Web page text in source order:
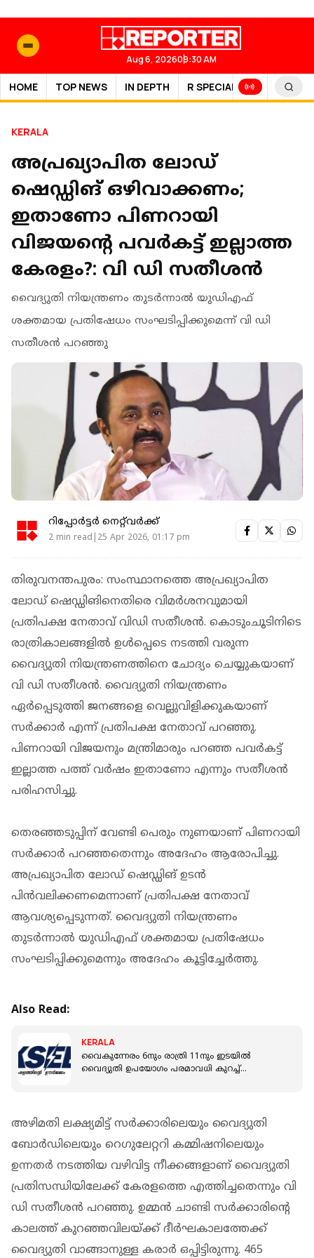
Aug 6, 202609:30 AM
HOME TOP NEWS IN DEPTH R SPECIAL SPORTS
KERALA
അപ്രഖ്യാപിത ലോഡ്
ഷെഡ്ഡിങ് ഒഴിവാക്കണം;
ഇതാണോ പിണറായി
വിജയന്റെ പവര്‍കട്ട് ഇല്ലാത്ത
കേരളം?: വി ഡി സതീശൻ
വൈദ്യുതി നിയന്ത്രണം തുടര്‍ന്നാല്‍ യുഡിഎഫ്
ശക്തമായ പ്രതിഷേധം സംഘടിപ്പിക്കുമെന്ന് വി ഡി
സതീശൻ പറഞ്ഞു
റിപ്പോർട്ടർ നെറ്റ്‌വര്‍ക്ക്‌
2 min read|25 Apr 2026, 01:17 pm
തിരുവനന്തപുരം: സംസ്ഥാനത്തെ അപ്രഖ്യാപിത
ലോഡ് ഷെഡ്ഡിങിനെതിരെ വിമർശനവുമായി
പ്രതിപക്ഷ നേതാവ് വിഡി സതീശൻ. കൊടുംചൂടിനിടെ
രാത്രികാലങ്ങളിൽ ഉൾപ്പെടെ നടത്തി വരുന്ന
വൈദ്യുതി നിയന്ത്രണത്തിനെ ചോദ്യം ചെയ്യുകയാണ്
വി ഡി സതീശൻ. വൈദ്യുതി നിയന്ത്രണം
ഏര്‍പ്പെടുത്തി ജനങ്ങളെ വെല്ലുവിളിക്കുകയാണ്
സർക്കാർ എന്ന് പ്രതിപക്ഷ നേതാവ് പറഞ്ഞു.
പിണറായി വിജയനും മന്ത്രിമാരും പറഞ്ഞ പവര്‍കട്ട്
ഇല്ലാത്ത പത്ത് വര്‍ഷം ഇതാണോ എന്നും സതീശൻ
പരിഹസിച്ചു.
തെരഞ്ഞടുപ്പിന് വേണ്ടി പെരും നുണയാണ് പിണറായി
സർക്കാർ പറഞ്ഞതെന്നും അദേഹം ആരോപിച്ചു.
അപ്രഖ്യാപിത ലോഡ് ഷെഡ്ഡിങ് ഉടന്‍
പിന്‍വലിക്കണമെന്നാണ് പ്രതിപക്ഷ നേതാവ്
ആവശ്യപ്പെടുന്നത്. വൈദ്യുതി നിയന്ത്രണം
തുടര്‍ന്നാല്‍ യുഡിഎഫ് ശക്തമായ പ്രതിഷേധം
സംഘടിപ്പിക്കുമെന്നും അദേഹം കൂട്ടിച്ചേർത്തു.
Also Read:
KERALA
വൈകുന്നേരം 6നും രാത്രി 11നും ഇടയിൽ
വൈദ്യുതി ഉപയോഗം പരമാവധി കുറച്ച്
അഴിമതി ലക്ഷ്യമിട്ട് സര്‍ക്കാരിലെയും വൈദ്യുതി
ബോര്‍ഡിലെയും റെഗുലേറ്ററി കമ്മിഷനിലെയും
ഉന്നതര്‍ നടത്തിയ വഴിവിട്ട നീക്കങ്ങളാണ് വൈദ്യുതി
പ്രതിസന്ധിയിലേക്ക് കേരളത്തെ എത്തിച്ചതെന്നും വി
ഡി സതീശൻ പറഞ്ഞു. ഉമ്മന്‍ ചാണ്ടി സര്‍ക്കാരിന്റെ
കാലത്ത് കുറഞ്ഞവിലയ്ക്ക് ദീര്‍ഘകാലത്തേക്ക്
വൈദ്യുതി വാങ്ങാനുള്ള കരാര്‍ ഒപ്പിട്ടിരുന്നു. 465